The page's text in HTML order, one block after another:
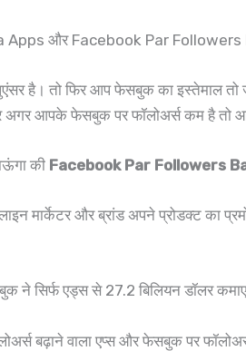
और Facebook Par Followers
है। तो फिर आप फेसबुक का
आपके फेसबुक पर फॉलोअर्स कम है तो
की Facebook Par Followers
मार्केटर और ब्रांड अपने प्रोडक्ट का
सिर्फ एड्स से 27.2 बिलियन डॉलर
बढ़ाने वाला एप्स और फेसबुक पर